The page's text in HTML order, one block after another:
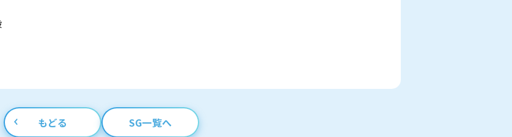
もどる SG一覧へ